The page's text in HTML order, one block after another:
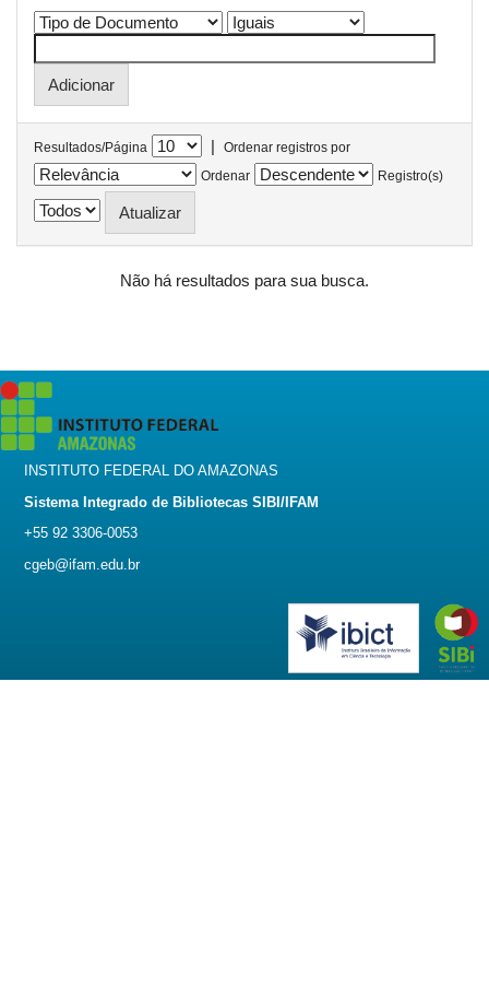
Resultados/Página |
Ordenar registros por
Ordenar
Registro(s)
Não há resultados para sua busca.
INSTITUTO FEDERAL DO AMAZONAS
Sistema Integrado de Bibliotecas SIBI/IFAM
+55 92 3306-0053
cgeb@ifam.edu.br